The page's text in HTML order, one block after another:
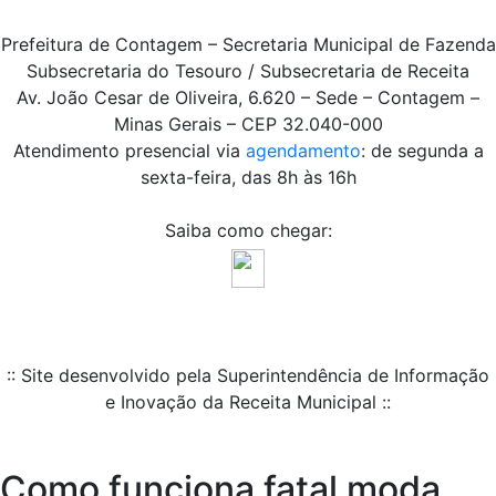
Prefeitura de Contagem – Secretaria Municipal de Fazenda
Subsecretaria do Tesouro / Subsecretaria de Receita
Av. João Cesar de Oliveira, 6.620 – Sede – Contagem –
Minas Gerais – CEP 32.040-000
Atendimento presencial via agendamento: de segunda a
sexta-feira, das 8h às 16h
Saiba como chegar:
:: Site desenvolvido pela Superintendência de Informação
e Inovação da Receita Municipal ::